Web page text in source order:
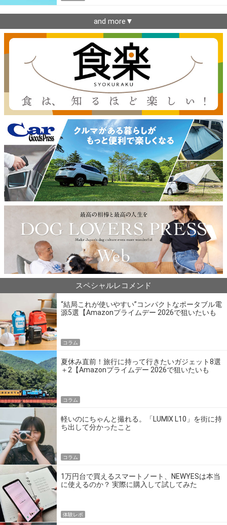
and more▼
スペシャルレコメンド
“結局これが使いやすい”コンパクトなポータブル電
源5選【Amazonプライムデー 2026で狙いたいも
コラム
夏休み直前！旅行に持って行きたいガジェット8選
＋2【Amazonプライムデー 2026で狙いたいも
コラム
軽いのにちゃんと撮れる。「LUMIX L10」を街に持
ち出して分かったこと
コラム
1万円台で買えるスマートノート、NEWYESは本当
に使えるのか？ 実際に購入して試してみた
体験レポ